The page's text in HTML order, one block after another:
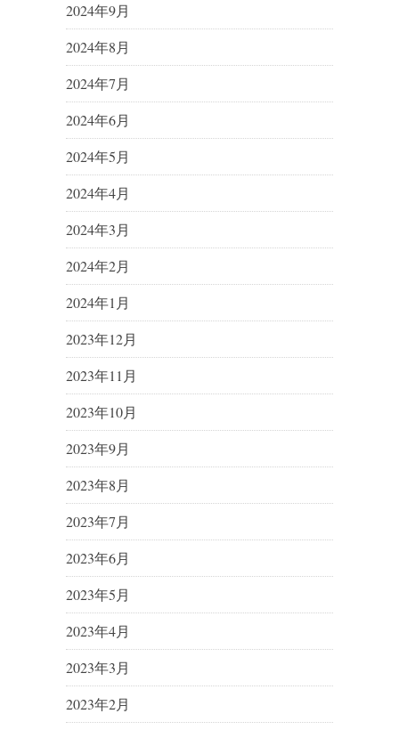
2024年9月
2024年8月
2024年7月
2024年6月
2024年5月
2024年4月
2024年3月
2024年2月
2024年1月
2023年12月
2023年11月
2023年10月
2023年9月
2023年8月
2023年7月
2023年6月
2023年5月
2023年4月
2023年3月
2023年2月